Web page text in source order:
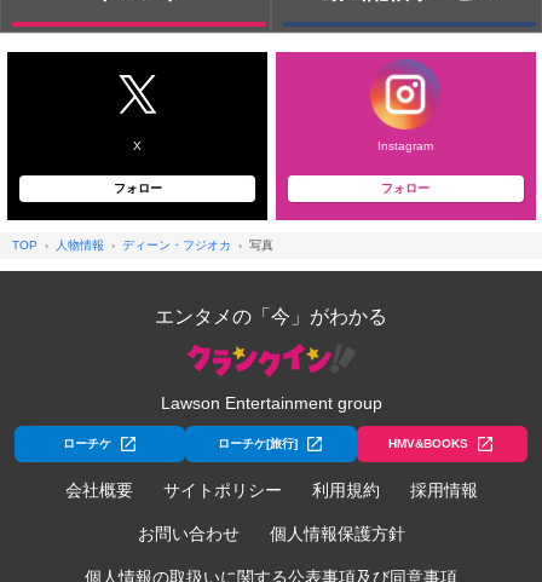
X
フォロー
Instagram
フォロー
TOP 人物情報 ディーン・フジオカ 写真
エンタメの「今」がわかる
Lawson Entertainment group
ローチケ ローチケ[旅行] HMV&BOOKS
会社概要 サイトポリシー 利用規約 採用情報
お問い合わせ 個人情報保護方針
個人情報の取扱いに関する公表事項及び同意事項